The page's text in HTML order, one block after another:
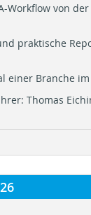
Workflow von
praktische
einer Branche
Thomas